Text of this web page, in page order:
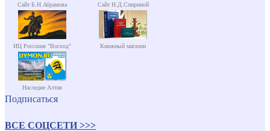
Сайт Б.Н.Абрамова Сайт Н.Д.Спириной
ИЦ Россазия "Восход" Книжный магазин
Наследие Алтая
Подписаться
ВСЕ СОЦСЕТИ >>>